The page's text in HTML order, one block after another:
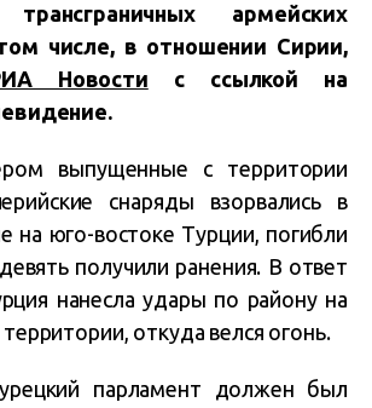
трансграничных армейских
числе, в отношении Сирии,
Новости с ссылкой на
выпущенные с территории
снаряды взорвались в
на юго-востоке Турции, погибли
получили ранения. В ответ
нанесла удары по району на
откуда велся огонь.
парламент должен был